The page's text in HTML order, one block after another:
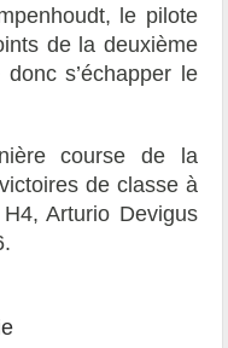
le pilote
de la deuxième
s’échapper le
course de la
de classe à
Arturio Devigus